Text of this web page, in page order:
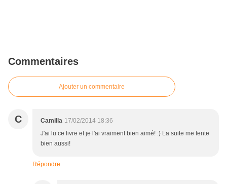
Commentaires
Ajouter un commentaire
C Camilla 17/02/2014 18:36
J'ai lu ce livre et je l'ai vraiment bien aimé! :) La suite me tente
bien aussi!
Répondre